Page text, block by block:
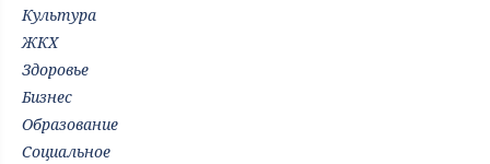
Культура
ЖКХ
Здоровье
Бизнес
Образование
Социальное